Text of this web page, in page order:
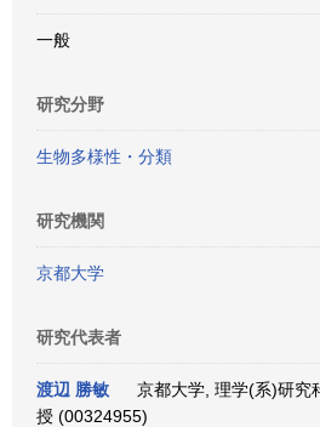
一般
研究分野
生物多様性・分類
研究機関
京都大学
研究代表者
渡辺 勝敏
京都大学, 理学(系)研究
授 (00324955)